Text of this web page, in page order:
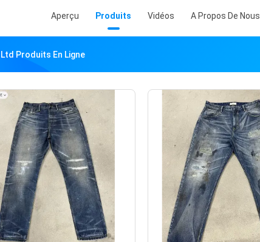
Aperçu Produits Vidéos A Propos De Nous
Produits En Ligne